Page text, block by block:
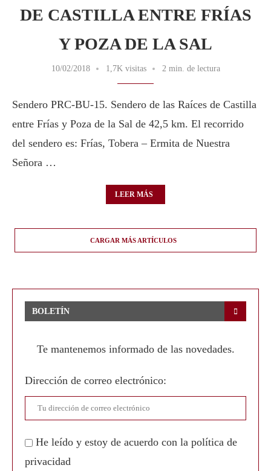
DE CASTILLA ENTRE FRÍAS
Y POZA DE LA SAL
10/02/2018 1,7K visitas 2 min. de lectura
Sendero PRC-BU-15. Sendero de las Raíces de Castilla
entre Frías y Poza de la Sal de 42,5 km. El recorrido
del sendero es: Frías, Tobera – Ermita de Nuestra
Señora …
LEER MÁS
CARGAR MÁS ARTÍCULOS
BOLETÍN
Te mantenemos informado de las novedades.
Dirección de correo electrónico:
He leído y estoy de acuerdo con la política de
privacidad